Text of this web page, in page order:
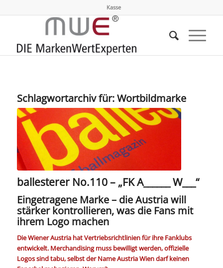
Kasse
Schlagwortarchiv für:Wortbildmarke
ballesterer No.110 – „FK A______ W___“
Eingetragene Marke – die Austria will
stärker kontrollieren, was die Fans mit
ihrem Logo machen
Die Wiener Austria hat Vertriebsrichtlinien für ihre Fanklubs
entwickelt. Merchandising muss bewilligt werden, offizielle
Logos sind tabu, selbst der Name Austria Wien darf keinen